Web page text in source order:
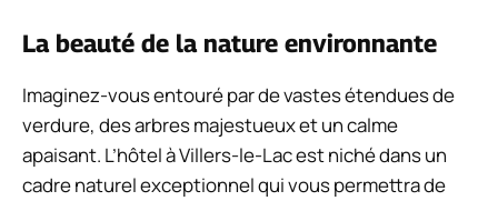
La beauté de la nature environnante
Imaginez-vous entouré par de vastes étendues de
verdure, des arbres majestueux et un calme
apaisant. L’hôtel à Villers-le-Lac est niché dans un
cadre naturel exceptionnel qui vous permettra de